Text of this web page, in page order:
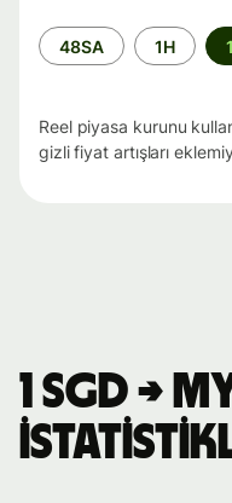
Zaman
aralığı
48SA 1H
Reel piyasa kurunu
gizli fiyat artışları
1 SGD →